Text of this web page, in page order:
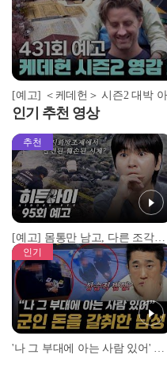
인기 추천 영상
추천
[예고] 몸통만 남고, 다른 조각은 어디에..? 시화호에서 드러난 충격적인 토막 살인사건!
인기